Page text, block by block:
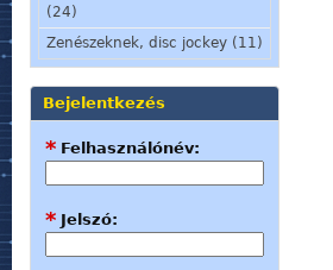
(24)
Zenészeknek, disc jockey (11)
Bejelentkezés
Felhasználónév:
*
Jelszó:
*